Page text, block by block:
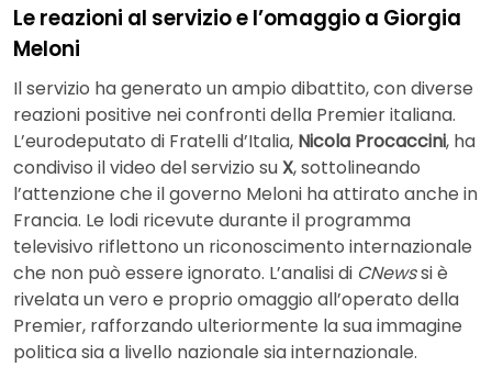
Le reazioni al servizio e l’omaggio a Giorgia
Meloni
Il servizio ha generato un ampio dibattito, con diverse
reazioni positive nei confronti della Premier italiana.
L’eurodeputato di Fratelli d’Italia, Nicola Procaccini, ha
condiviso il video del servizio suX, sottolineando
l’attenzione che il governo Meloni ha attirato anche in
Francia. Le lodi ricevute durante il programma
televisivo riflettono un riconoscimento internazionale
che non può essere ignorato. L’analisi di CNewssi è
rivelata un vero e proprio omaggio all’operato della
Premier, rafforzando ulteriormente la sua immagine
politica sia a livello nazionale sia internazionale.